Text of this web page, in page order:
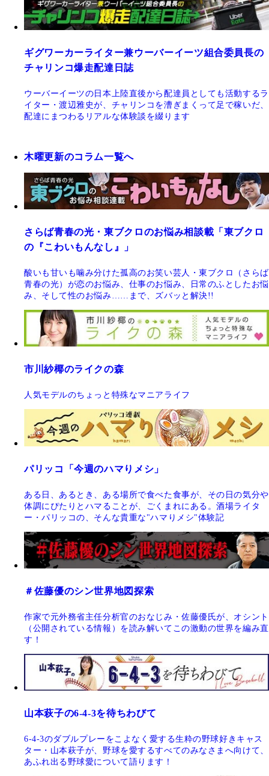
ギグワーカーライター兼ウーバーイーツ組合委員長の
チャリンコ爆走配達日誌
ウーバーイーツの日本上陸直後から配達員としても活動するラ
イター・渡辺雅史が、チャリンコを漕ぎまくって足で稼いだ、
配達にまつわるリアルな体験談を綴ります
木曜更新のコラム一覧へ
さらば青春の光・東ブクロのお悩み相談載「東ブクロ
の『こわいもんなし』」
酸いも甘いも噛み分けた孤高のお笑い芸人・東ブクロ（さらば
青春の光）が恋のお悩み、仕事のお悩み、日常のふとしたお悩
み、そして性のお悩み……まで、ズバッと解決!!
市川紗椰のライクの森
人気モデルのちょっと特殊なマニアライフ
パリッコ「今週のハマりメシ」
ある日、あるとき、ある場所で食べた食事が、その日の気分や
体調にぴたりとハマることが、ごくまれにある。酒場ライタ
ー・パリッコの、そんな貴重な"ハマりメシ"体験記
＃佐藤優のシン世界地図探索
作家で元外務省主任分析官のおなじみ・佐藤優氏が、オシント
（公開されている情報）を読み解いてこの激動の世界を編み直
す！
山本萩子の6-4-3を待ちわびて
6-4-3のダブルプレーをこよなく愛する生粋の野球好きキャス
ター・山本萩子が、野球を愛するすべてのみなさまへ向けて、
あふれ出る野球愛について語ります！